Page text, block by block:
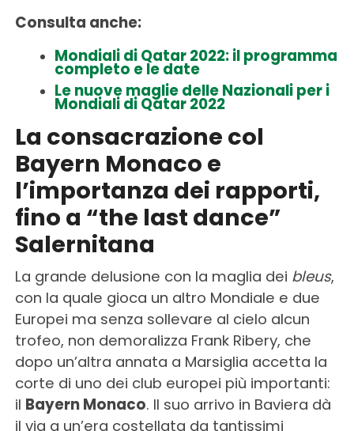
Consulta anche:
Mondiali di Qatar 2022: il programma
completo e le date
Le nuove maglie delle Nazionali per i
Mondiali di Qatar 2022
La consacrazione col
Bayern Monaco e
l’importanza dei rapporti,
fino a “the last dance”
Salernitana
La grande delusione con la maglia dei bleus,
con la quale gioca un altro Mondiale e due
Europei ma senza sollevare al cielo alcun
trofeo, non demoralizza Frank Ribery, che
dopo un’altra annata a Marsiglia accetta la
corte di uno dei club europei più importanti:
il Bayern Monaco. Il suo arrivo in Baviera dà
il via a un’era costellata da tantissimi